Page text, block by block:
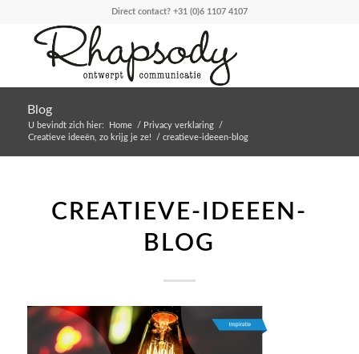
Direct contact? +31 (0)6 1107 4107
Blog
U bevindt zich hier: Home / Privacy verklaring
/
Creatieve ideeën, zo krijg je ze!
/ creatieve-ideeen-blog
CREATIEVE-IDEEEN-
BLOG